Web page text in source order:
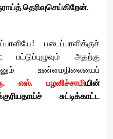
தெரிவுசெய்கிறேன்.
படைப்பாளிக்குச்
பட்டுப்புழுவும் அதற்கு
உண்மைநிலையைப்
எஸ். பழனிச்சாமியின்
சுட்டிக்காட்ட